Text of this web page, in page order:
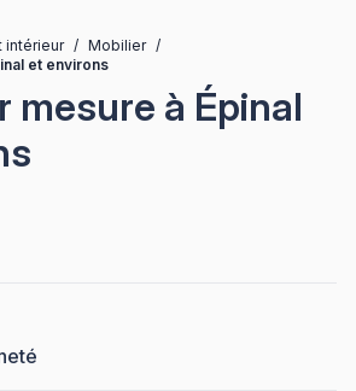
intérieur / Mobilier /
et environs
mesure à Épinal